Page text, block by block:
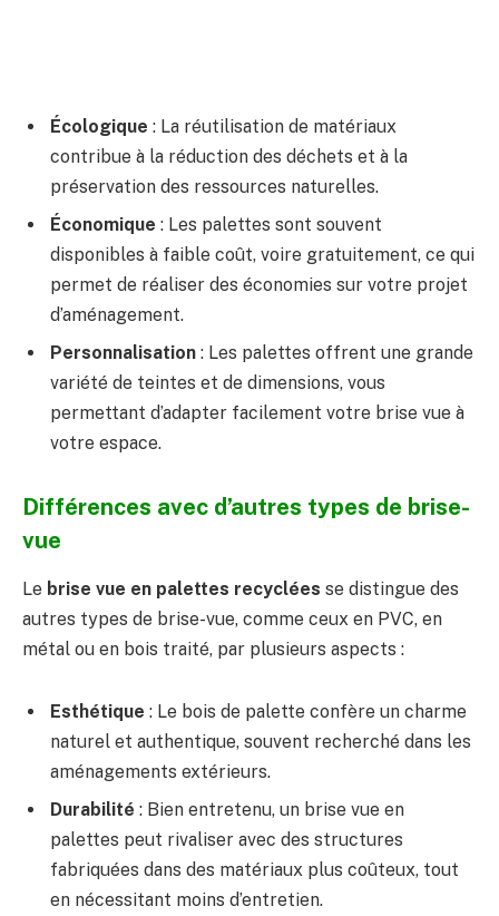
Écologique : La réutilisation de matériaux
contribue à la réduction des déchets et à la
préservation des ressources naturelles.
Économique : Les palettes sont souvent
disponibles à faible coût, voire gratuitement, ce qui
permet de réaliser des économies sur votre projet
d’aménagement.
Personnalisation : Les palettes offrent une grande
variété de teintes et de dimensions, vous
permettant d’adapter facilement votre brise vue à
votre espace.
Différences avec d’autres types de brise-
vue
Le brise vue en palettes recyclées se distingue des
autres types de brise-vue, comme ceux en PVC, en
métal ou en bois traité, par plusieurs aspects :
Esthétique : Le bois de palette confère un charme
naturel et authentique, souvent recherché dans les
aménagements extérieurs.
Durabilité : Bien entretenu, un brise vue en
palettes peut rivaliser avec des structures
fabriquées dans des matériaux plus coûteux, tout
en nécessitant moins d’entretien.